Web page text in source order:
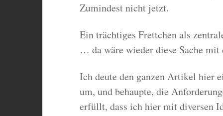
Zumindest nicht jetzt.
Ein trächtiges Frettchen als
… da wäre wieder diese Sache mit
Ich deute den ganzen Artikel hier
um, und behaupte, die
erfüllt, dass ich hier mit diversen